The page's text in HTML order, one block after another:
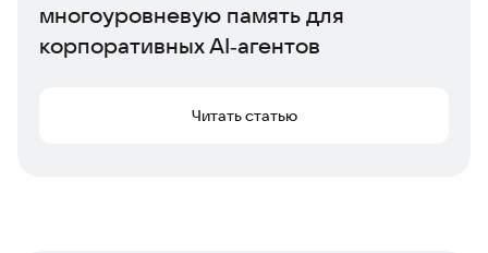
многоуровневую память для
корпоративных AI‑агентов
Читать статью